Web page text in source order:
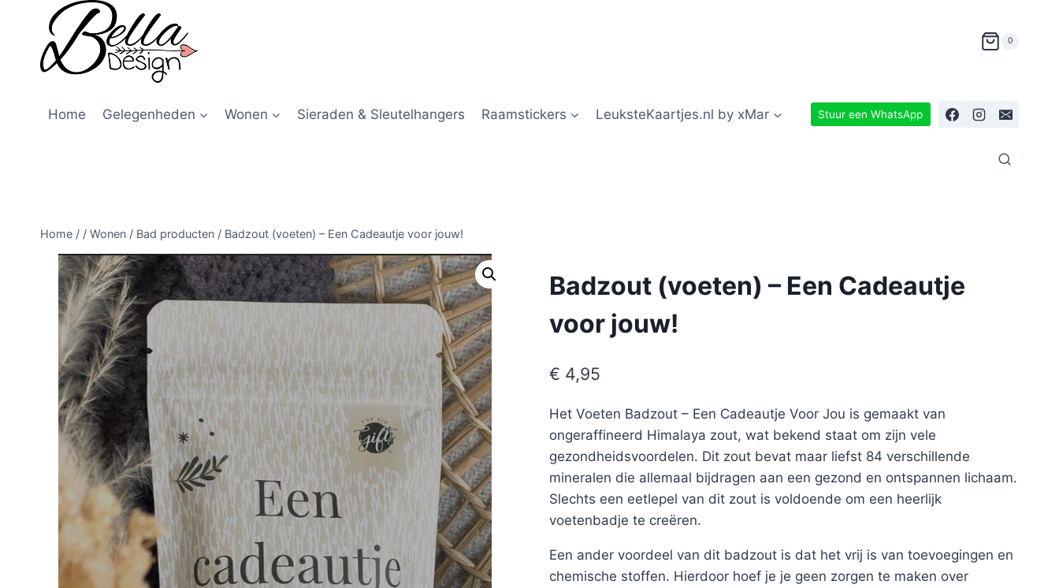
0
Home Gelegenheden Wonen Sieraden & Sleutelhangers Raamstickers LeuksteKaartjes.nl by xMar Stuur een WhatsApp
Home / / Wonen / Bad producten / Badzout (voeten) – Een Cadeautje voor jouw!
Badzout (voeten) – Een Cadeautje
voor jouw!
€ 4,95
Het Voeten Badzout – Een Cadeautje Voor Jou is gemaakt van
ongeraffineerd Himalaya zout, wat bekend staat om zijn vele
gezondheidsvoordelen. Dit zout bevat maar liefst 84 verschillende
mineralen die allemaal bijdragen aan een gezond en ontspannen lichaam.
Slechts een eetlepel van dit zout is voldoende om een heerlijk
voetenbadje te creëren.
Een ander voordeel van dit badzout is dat het vrij is van toevoegingen en
chemische stoffen. Hierdoor hoef je je geen zorgen te maken over